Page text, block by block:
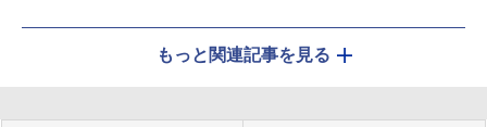
もっと関連記事を見る